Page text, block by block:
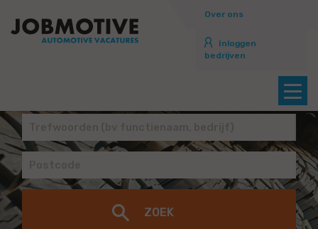
Over ons
Inloggen
bedrijven